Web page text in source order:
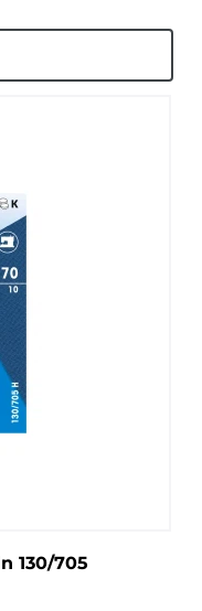
130/705